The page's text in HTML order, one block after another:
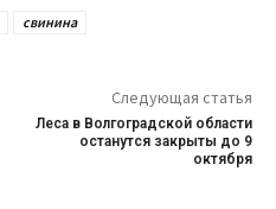
свинина
Следующая статья
Леса в Волгоградской области
останутся закрыты до 9
октября